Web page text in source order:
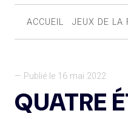
ACCUEIL JEUX DE LA
— Publié le 16 mai 2022
QUATRE